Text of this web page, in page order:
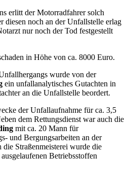
erlitt der Motorradfahrer solch
diesen noch an der Unfallstelle erlag
nur noch der Tod festgestellt
in Höhe von ca. 8000 Euro.
wurde von der
ein unfallanalytisches Gutachten in
an die Unfallstelle beordert.
der Unfallaufnahme für ca. 3,5
dem Rettungsdienst war auch die
mit ca. 20 Mann für
und Bergungsarbeiten an der
Straßenmeisterei wurde die
Betriebsstoffen